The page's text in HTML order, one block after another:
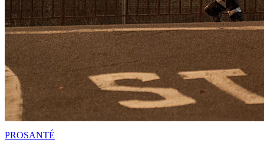
PROSANTÉ